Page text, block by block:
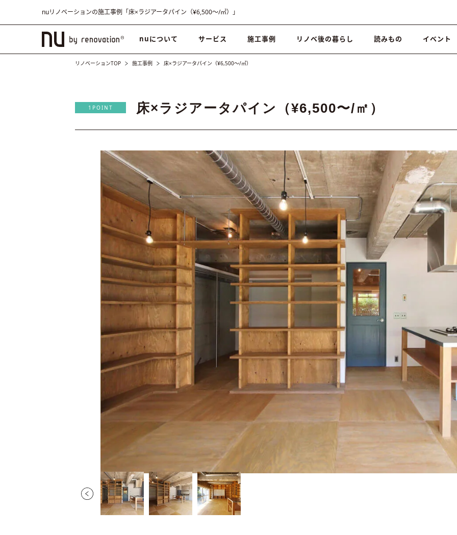
nuリノベーションの施工事例「床×ラジアータパイン（¥6,500〜/㎡）」
nuについて サービス 施工事例 リノベ後の暮らし 読みもの イベント
リノベーションTOP 施工事例 床×ラジアータパイン（¥6,500〜/㎡）
1POINT 床×ラジアータパイン（¥6,500〜/㎡）